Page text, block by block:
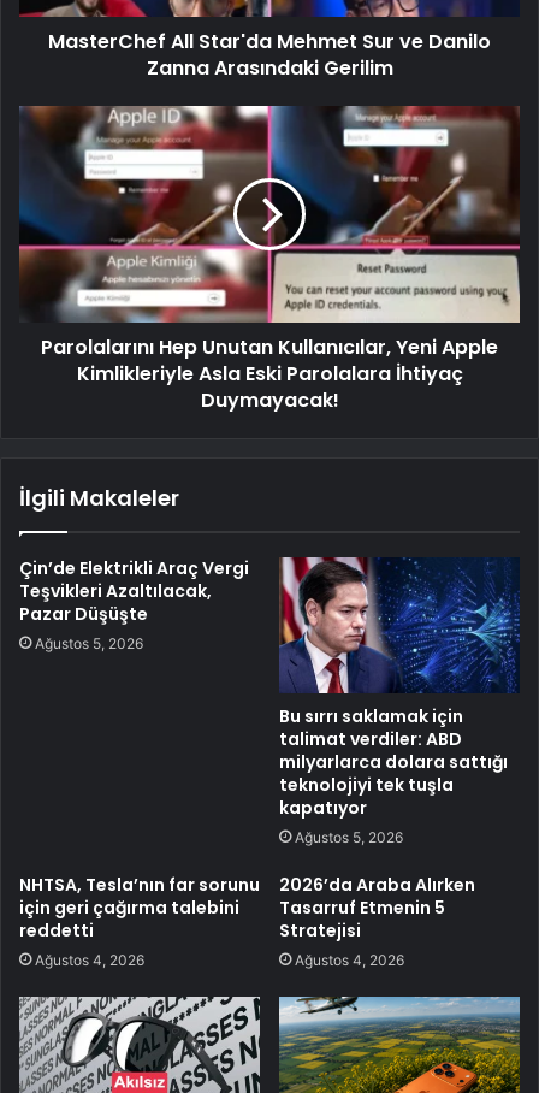
MasterChef All Star'da Mehmet Sur ve Danilo
Zanna Arasındaki Gerilim
Parolalarını Hep Unutan Kullanıcılar, Yeni Apple
Kimlikleriyle Asla Eski Parolalara İhtiyaç
Duymayacak!
İlgili Makaleler
Çin’de Elektrikli Araç Vergi
Teşvikleri Azaltılacak,
Pazar Düşüşte
Ağustos 5, 2026
Bu sırrı saklamak için
talimat verdiler: ABD
milyarlarca dolara sattığı
teknolojiyi tek tuşla
kapatıyor
Ağustos 5, 2026
NHTSA, Tesla’nın far sorunu
için geri çağırma talebini
reddetti
Ağustos 4, 2026
2026’da Araba Alırken
Tasarruf Etmenin 5
Stratejisi
Ağustos 4, 2026